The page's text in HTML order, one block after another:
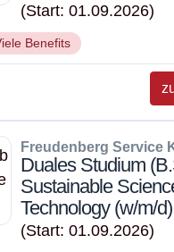
(Start: 01.09.2026)
Benefits
Freudenberg Service
Duales Studium
Sustainable
Technology (w/m/d)
(Start: 01.09.2026)